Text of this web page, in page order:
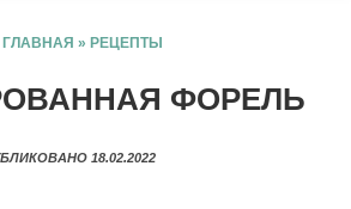
ГЛАВНАЯ » РЕЦЕПТЫ
ФОРЕЛЬ
18.02.2022